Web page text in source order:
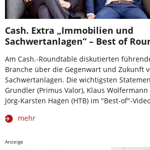
Cash. Extra „Immobilien und
Sachwertanlagen“ – Best of
Am Cash.-Roundtable diskutierten
Branche über die Gegenwart und Zukunft
Sachwertanlagen. Die wichtigsten
Grundler (Primus Valor), Klaus Wolfermann
Jörg-Karsten Hagen (HTB) im "Best-of"-
mehr
Anzeige